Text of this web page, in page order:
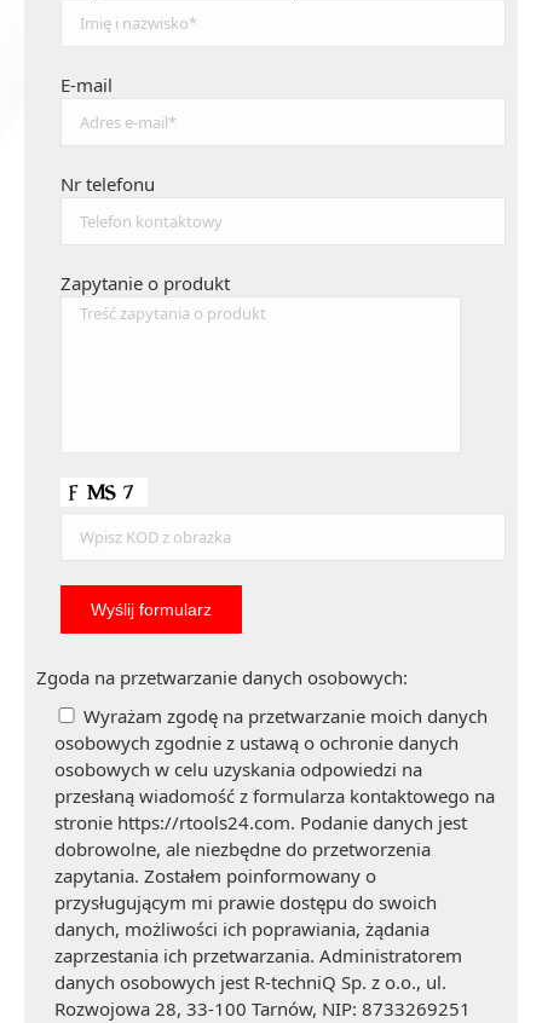
E-mail
Nr telefonu
Zapytanie o produkt
Zgoda na przetwarzanie danych osobowych:
Wyrażam zgodę na przetwarzanie moich danych
osobowych zgodnie z ustawą o ochronie danych
osobowych w celu uzyskania odpowiedzi na
przesłaną wiadomość z formularza kontaktowego na
stronie https://rtools24.com. Podanie danych jest
dobrowolne, ale niezbędne do przetworzenia
zapytania. Zostałem poinformowany o
przysługującym mi prawie dostępu do swoich
danych, możliwości ich poprawiania, żądania
zaprzestania ich przetwarzania. Administratorem
danych osobowych jest R-techniQ Sp. z o.o., ul.
Rozwojowa 28, 33-100 Tarnów, NIP: 8733269251